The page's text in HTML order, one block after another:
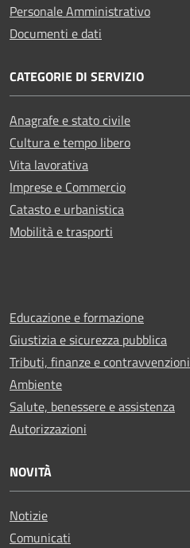
Personale Amministrativo
Documenti e dati
CATEGORIE DI SERVIZIO
Anagrafe e stato civile
Cultura e tempo libero
Vita lavorativa
Imprese e Commercio
Catasto e urbanistica
Mobilità e trasporti
Educazione e formazione
Giustizia e sicurezza pubblica
Tributi, finanze e contravvenzioni
Ambiente
Salute, benessere e assistenza
Autorizzazioni
NOVITÀ
Notizie
Comunicati